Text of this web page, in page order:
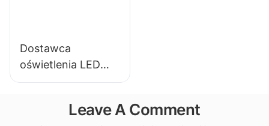
wewnątrz
pomieszczeń.
Dostawca
oświetlenia LED
KML-CLA 100W do
zamkniętych,Leave A Comment